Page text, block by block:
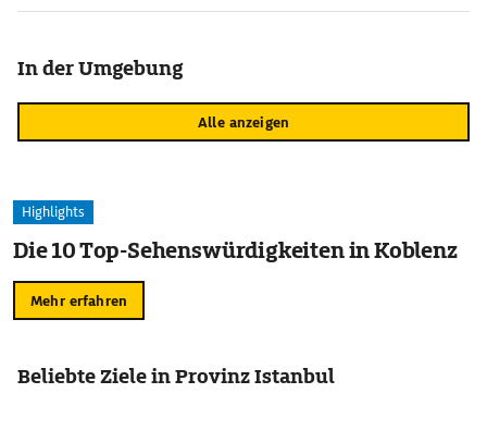
In der Umgebung
Alle anzeigen
Highlights
Die 10 Top-Sehenswürdigkeiten in Koblenz
Mehr erfahren
Beliebte Ziele in Provinz Istanbul